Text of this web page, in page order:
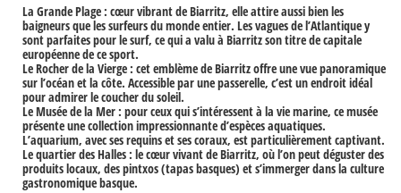
La Grande Plage: cœur vibrant de Biarritz, elle attire aussi bien les
baigneurs que les surfeurs du monde entier. Les vagues de l’Atlantique y
sont parfaites pour le surf, ce qui a valu à Biarritz son titre de capitale
européenne de ce sport.
Le Rocher de la Vierge: cet emblème de Biarritz offre une vue panoramique
sur l’océan et la côte. Accessible par une passerelle, c’est un endroit idéal
pour admirer le coucher du soleil.
Le Musée de la Mer: pour ceux qui s’intéressent à la vie marine, ce musée
présente une collection impressionnante d’espèces aquatiques.
L’aquarium, avec ses requins et ses coraux, est particulièrement captivant.
Le quartier des Halles: le cœur vivant de Biarritz, où l’on peut déguster des
produits locaux, des pintxos (tapas basques) et s’immerger dans la culture
gastronomique basque.